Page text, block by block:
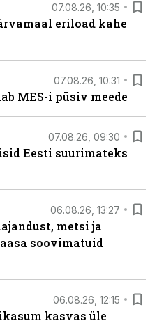
07.08.26, 10:35
eriload kahe
07.08.26, 10:31
MES-i püsiv meede
07.08.26, 09:30
Eesti suurimateks
06.08.26, 13:27
metsi ja
soovimatuid
06.08.26, 12:15
kasvas üle